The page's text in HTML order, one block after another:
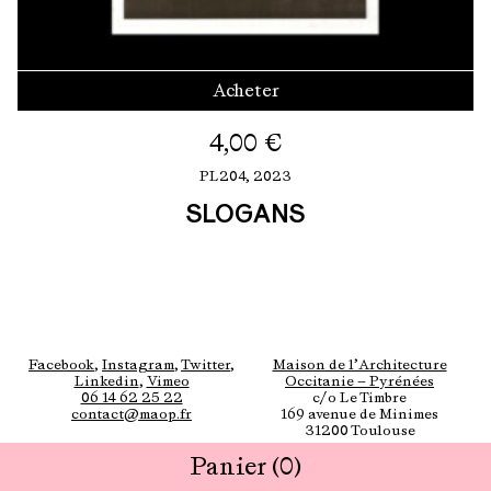
Acheter
4,00 €
PL204, 2023
SLOGANS
Panier (0)
Facebook, Instagram, Twitter,
Linkedin, Vimeo
Maison de l’Architecture
Occitanie — Pyrénées
06 14 62 25 22
contact@maop.fr
c/o Le Timbre
169 avenue de Minimes
31200 Toulouse